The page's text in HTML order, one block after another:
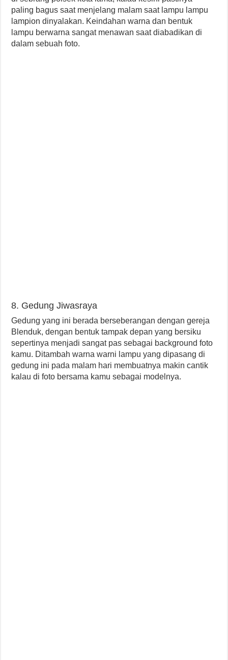
paling bagus saat menjelang malam saat lampu lampu
lampion dinyalakan. Keindahan warna dan bentuk
lampu berwarna sangat menawan saat diabadikan di
dalam sebuah foto.
8. Gedung Jiwasraya
Gedung yang ini berada berseberangan dengan gereja
Blenduk, dengan bentuk tampak depan yang bersiku
sepertinya menjadi sangat pas sebagai background foto
kamu. Ditambah warna warni lampu yang dipasang di
gedung ini pada malam hari membuatnya makin cantik
kalau di foto bersama kamu sebagai modelnya.